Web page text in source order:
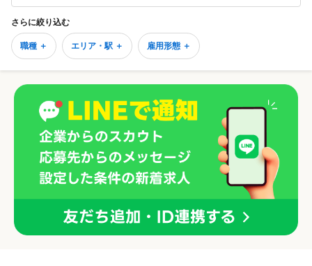
さらに絞り込む
職種 ＋ エリア・駅 ＋ 雇用形態 ＋